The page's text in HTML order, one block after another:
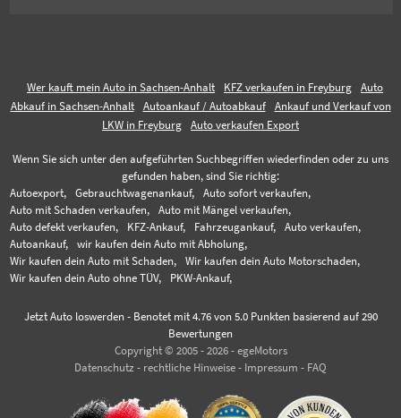
Wer kauft mein Auto in Sachsen-Anhalt KFZ verkaufen in Freyburg
Auto
Abkauf in Sachsen-Anhalt
Autoankauf / Autoabkauf
Ankauf und Verkauf von
LKW in Freyburg
Auto verkaufen Export
Wenn Sie sich unter den aufgeführten Suchbegriffen wiederfinden oder zu uns
gefunden haben, sind Sie richtig:
Autoexport,
Gebrauchtwagenankauf,
Auto sofort verkaufen,
Auto mit Schaden verkaufen,
Auto mit Mängel verkaufen,
Auto defekt verkaufen,
KFZ-Ankauf, Fahrzeugankauf,
Auto verkaufen,
Autoankauf,
wir kaufen dein Auto mit Abholung,
Wir kaufen dein Auto mit Schaden,
Wir kaufen dein Auto Motorschaden,
Wir kaufen dein Auto ohne TÜV,
PKW-Ankauf,
Jetzt Auto loswerden- Benotet mit 4.76von 5.0 Punkten basierend auf 290
Bewertungen
Copyright © 2005 - 2026 - egeMotors
Datenschutz - rechtliche Hinweise - Impressum - FAQ